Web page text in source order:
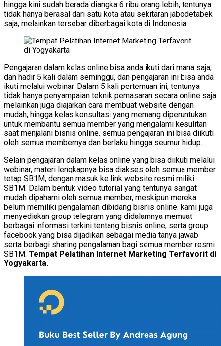
hingga kini sudah berada diangka 6 ribu orang lebih, tentunya
tidak hanya berasal dari satu kota atau sekitaran jabodetabek
saja, melainkan tersebar diberbagai kota di Indonesia.
Pengajaran dalam kelas online bisa anda ikuti dari mana saja,
dan hadir 5 kali dalam seminggu, dan pengajaran ini bisa anda
ikuti melalui webinar. Dalam 5 kali pertemuan ini, tentunya
tidak hanya penyampaian teknik pemasaran secara online saja
melainkan juga diajarkan cara membuat website dengan
mudah, hingga kelas konsultasi yang memang diperuntukan
untuk membantu semua member yang mengalami kesulitan
saat menjalani bisnis online. semua pengajaran ini bisa diikuti
oleh semua membernya dan berlaku hingga seumur hidup.
Selain pengajaran dalam kelas online yang bisa diikuti melalui
webinar, materi lengkapnya bisa diakses oleh semua member
tetap SB1M, dengan masuk ke link website resmi miliki
SB1M. Dalam bentuk video tutorial yang tentunya sangat
mudah dipahami oleh semua member, meskipun mereka
belum memiliki pengalaman dibidang bisnis online. kami juga
menyediakan group telegram yang didalamnya memuat
berbagai informasi terkini tentang bisnis online, serta group
facebook yang bisa dijadikan sebagai media tanya jawab
serta berbagi sharing pengalaman bagi semua member resmi
SB1M. Tempat Pelatihan Internet Marketing Terfavorit di
Yogyakarta.